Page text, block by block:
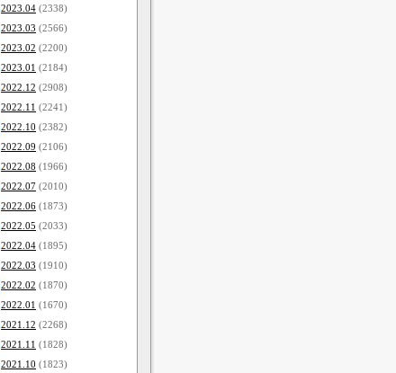
2023.04 (2338)
2023.03 (2566)
2023.02 (2200)
2023.01 (2184)
2022.12 (2908)
2022.11 (2241)
2022.10 (2382)
2022.09 (2106)
2022.08 (1966)
2022.07 (2010)
2022.06 (1873)
2022.05 (2033)
2022.04 (1895)
2022.03 (1910)
2022.02 (1870)
2022.01 (1670)
2021.12 (2268)
2021.11 (1828)
2021.10 (1823)